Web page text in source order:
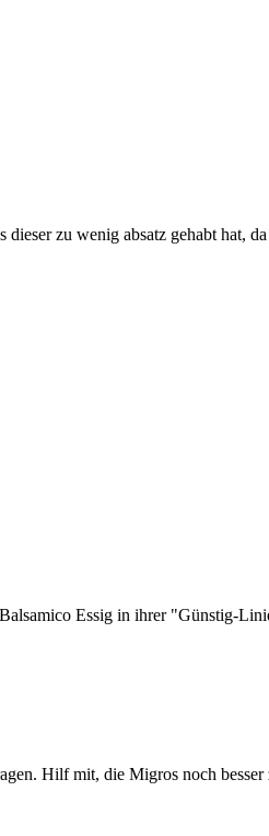
zu wenig absatz gehabt hat,
Essig in ihrer "Günstig-
Hilf mit, die Migros noch besser